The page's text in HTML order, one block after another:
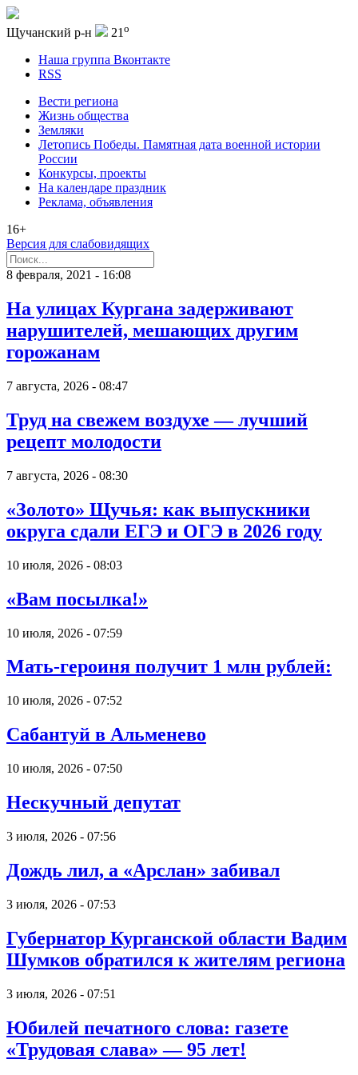
Щучанский р-н 21 o
Наша группа Вконтакте
RSS
Вести региона
Жизнь общества
Земляки
Летопись Победы. Памятная дата военной истории
России
Конкурсы, проекты
На календаре праздник
Реклама, объявления
16+
Версия для слабовидящих
8 февраля, 2021 - 16:08
На улицах Кургана задерживают
нарушителей, мешающих другим
горожанам
7 августа, 2026 - 08:47
Труд на свежем воздухе — лучший
рецепт молодости
7 августа, 2026 - 08:30
«Золото» Щучья: как выпускники
округа сдали ЕГЭ и ОГЭ в 2026 году
10 июля, 2026 - 08:03
«Вам посылка!»
10 июля, 2026 - 07:59
Мать-героиня получит 1 млн рублей:
10 июля, 2026 - 07:52
Сабантуй в Альменево
10 июля, 2026 - 07:50
Нескучный депутат
3 июля, 2026 - 07:56
Дождь лил, а «Арслан» забивал
3 июля, 2026 - 07:53
Губернатор Курганской области Вадим
Шумков обратился к жителям региона
3 июля, 2026 - 07:51
Юбилей печатного слова: газете
«Трудовая слава» — 95 лет!